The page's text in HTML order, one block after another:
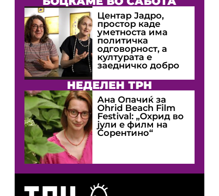
Центар Јадро,
простор каде
уметноста има
политичка
одговорност, а
културата е
заедничко добро
НЕДЕЛЕН ТРН
Ана Опачиќ за
Оhrid Beach Film
Festival: „Охрид во
јули е филм на
Сорентино“